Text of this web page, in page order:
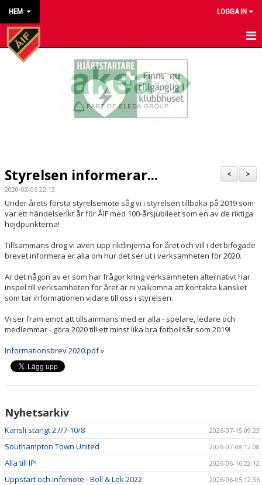
HEM LOGGA IN
HEM
KONTAKT ÅKARP IF
OM FÖRENINGEN
BESTÄLL VÅRA KLUBBKLÄDER
>
<
Styrelsen informerar...
2020-02-06 22:13
Under årets första styrelsemöte såg vi i styrelsen tillbaka på 2019 som
var ett händelserikt år för ÅIF med 100-årsjubileet som en av de riktiga
höjdpunkterna!
Tillsammans drog vi även upp riktlinjerna för året och vill i det bifogade
brevet informera er alla om hur det ser ut i verksamheten för 2020.
Är det någon av er som har frågor kring verksamheten alternativt har
inspel till verksamheten för året är ni välkomna att kontakta kansliet
som tar informationen vidare till oss i styrelsen.
Vi ser fram emot att tillsammans med er alla - spelare, ledare och
medlemmar - göra 2020 till ett minst lika bra fotbollsår som 2019!
Informationsbrev 2020.pdf »
Nyhetsarkiv
Kansli stängt 27/7-10/8 2026-07-15 09:23
Southampton Town United 2026-07-08 12:08
Alla till IP! 2026-06-16 22:12
Uppstart och infomöte - Boll & Lek 2022 2026-06-05 12:36